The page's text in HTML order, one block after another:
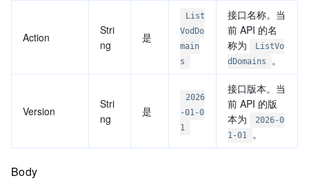
Action
Stri
ng
是
List
VodDo
main
s
接口名称。当
前 API 的名
称为
ListVo
dDomains
。
Version
Stri
ng
是
2026
-01-0
1
接口版本。当
前 API 的版
本为
2026-0
1-01
。
Body